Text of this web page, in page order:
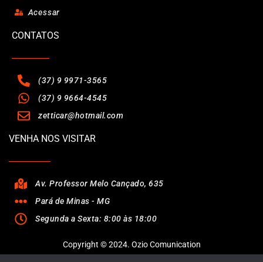
Acessar
CONTATOS
(37) 9 9971-3565
(37) 9 9664-4545
zetticar@hotmail.com
VENHA NOS VISITAR
Av. Professor Melo Cançado, 635
Pará de Minas - MG
Segunda a Sexta: 8:00 às 18:00
Copyright © 2024. Ozio Comunication